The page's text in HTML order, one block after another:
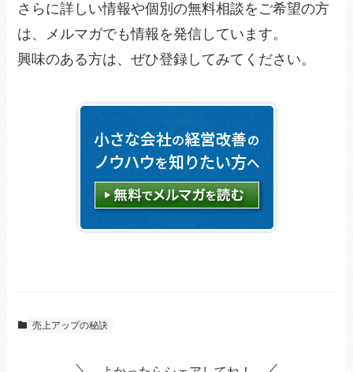
さらに詳しい情報や個別の無料相談をご希望の方
は、メルマガでも情報を発信しています。
興味のある方は、ぜひ登録してみてください。
売上アップの秘訣